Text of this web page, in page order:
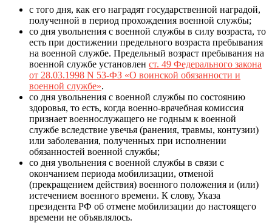
с того дня, как его наградят государственной наградой,
полученной в период прохождения военной службы;
со дня увольнения с военной службы в силу возраста, то
есть при достижении предельного возраста пребывания
на военной службе. Предельный возраст пребывания на
военной службе установлен ст. 49 Федерального закона
от 28.03.1998 N 53-ФЗ «О воинской обязанности и
военной службе».
со дня увольнения с военной службы по состоянию
здоровья, то есть, когда военно-врачебная комиссия
признает военнослужащего не годным к военной
службе вследствие увечья (ранения, травмы, контузии)
или заболевания, полученных при исполнении
обязанностей военной службы;
со дня увольнения с военной службы в связи с
окончанием периода мобилизации, отменой
(прекращением действия) военного положения и (или)
истечением военного времени. К слову, Указа
президента РФ об отмене мобилизации до настоящего
времени не объявлялось.